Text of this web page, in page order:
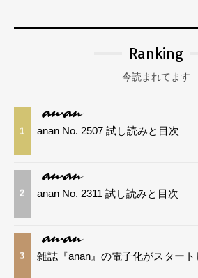
Ranking
今読まれてます
1 anan No. 2507 試し読みと目次
2 anan No. 2311 試し読みと目次
3 雑誌『anan』の電子化がスタート